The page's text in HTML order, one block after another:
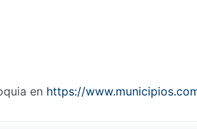
en https://